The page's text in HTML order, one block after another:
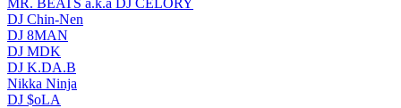
DJ Chin-Nen
DJ 8MAN
DJ MDK
DJ K.DA.B
Nikka Ninja
DJ $oLA